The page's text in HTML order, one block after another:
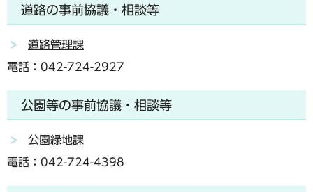
道路の事前協議・相談等
道路管理課
電話：042-724-2927
公園等の事前協議・相談等
公園緑地課
電話：042-724-4398